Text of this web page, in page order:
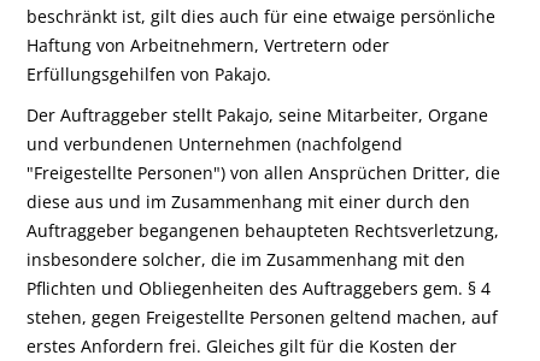
beschränkt ist, gilt dies auch für eine etwaige persönliche
Haftung von Arbeitnehmern, Vertretern oder
Erfüllungsgehilfen von Pakajo.
Der Auftraggeber stellt Pakajo, seine Mitarbeiter, Organe
und verbundenen Unternehmen (nachfolgend
"Freigestellte Personen") von allen Ansprüchen Dritter, die
diese aus und im Zusammenhang mit einer durch den
Auftraggeber begangenen behaupteten Rechtsverletzung,
insbesondere solcher, die im Zusammenhang mit den
Pflichten und Obliegenheiten des Auftraggebers gem. § 4
stehen, gegen Freigestellte Personen geltend machen, auf
erstes Anfordern frei. Gleiches gilt für die Kosten der